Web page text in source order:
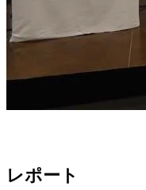
レポート